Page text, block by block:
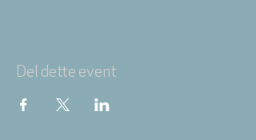
Del dette event